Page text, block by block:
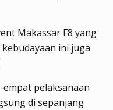
Makassar F8 yang
ini juga
pelaksanaan
di sepanjang